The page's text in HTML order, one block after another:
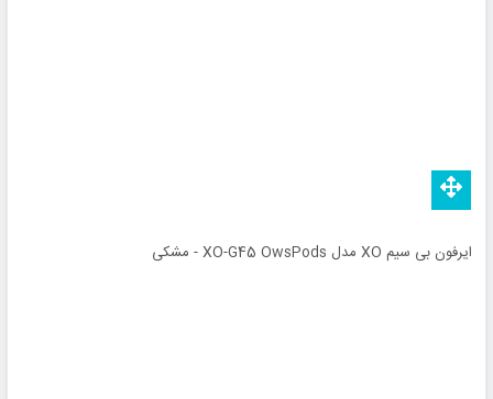
ایرفون بی سیم XO مدل XO-G45 OwsPods - مشکی